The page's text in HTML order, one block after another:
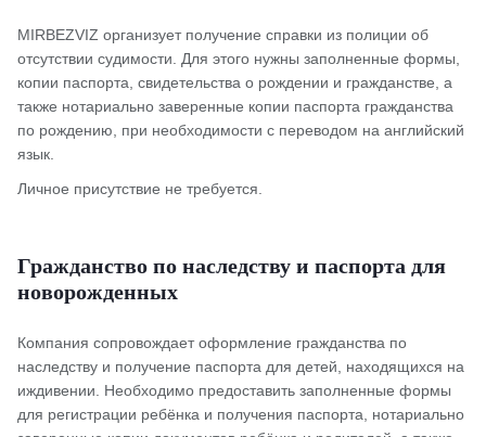
MIRBEZVIZ организует получение справки из полиции об
отсутствии судимости. Для этого нужны заполненные формы,
копии паспорта, свидетельства о рождении и гражданстве, а
также нотариально заверенные копии паспорта гражданства
по рождению, при необходимости с переводом на английский
язык.
Личное присутствие не требуется.
Гражданство по наследству и паспорта для
новорожденных
Компания сопровождает оформление гражданства по
наследству и получение паспорта для детей, находящихся на
иждивении. Необходимо предоставить заполненные формы
для регистрации ребёнка и получения паспорта, нотариально